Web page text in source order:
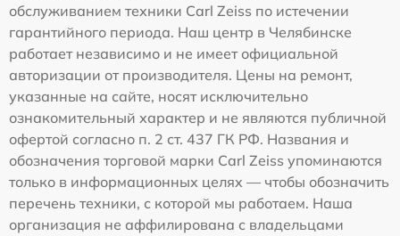
обслуживанием техники Carl Zeiss по истечении
гарантийного периода. Наш центр в Челябинске
работает независимо и не имеет официальной
авторизации от производителя. Цены на ремонт,
указанные на сайте, носят исключительно
ознакомительный характер и не являются публичной
офертой согласно п. 2 ст. 437 ГК РФ. Названия и
обозначения торговой марки Carl Zeiss упоминаются
только в информационных целях — чтобы обозначить
перечень техники, с которой мы работаем. Наша
организация не аффилирована с владельцами